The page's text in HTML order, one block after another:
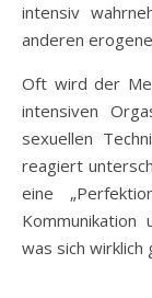
intensiv
anderen
Oft wird der
intensiven
sexuellen
reagiert
eine
Kommunikation
was sich wirklich